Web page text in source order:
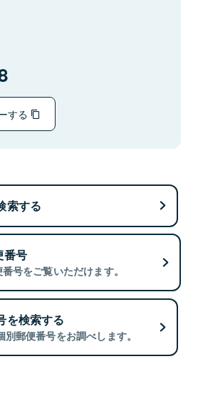
する
索する
番号
号をご覧いただけます。
を検索する
郵便番号をお調べします。